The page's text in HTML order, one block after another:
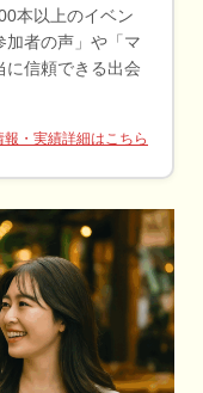
本以上のイベン
加者の声」や「マ
に信頼できる出会
報・実績詳細はこちら